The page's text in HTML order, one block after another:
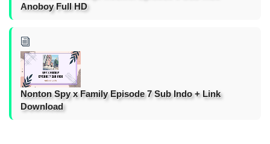
Anoboy Full HD
Nonton Spy x Family Episode 7 Sub Indo + Link
Download